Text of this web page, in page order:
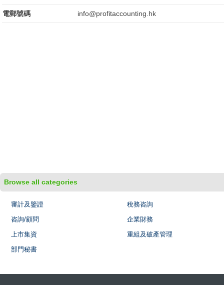
電郵號碼 info@profitaccounting.hk
Browse all categories
審計及鑒證
稅務咨詢
咨詢/顧問
企業財務
上市集資
重組及破產管理
部門秘書